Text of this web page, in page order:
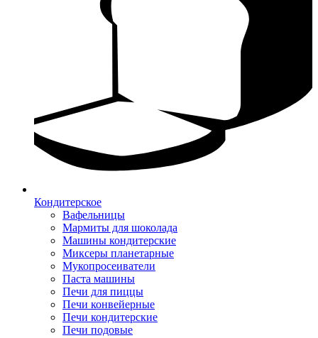
Кондитерское
Вафельницы
Мармиты для шоколада
Машины кондитерские
Миксеры планетарные
Мукопросеиватели
Паста машины
Печи для пиццы
Печи конвейерные
Печи кондитерские
Печи подовые